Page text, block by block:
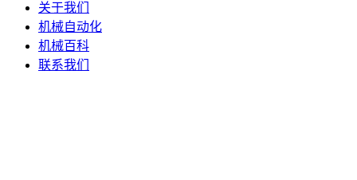
关于我们
机械自动化
机械百科
联系我们